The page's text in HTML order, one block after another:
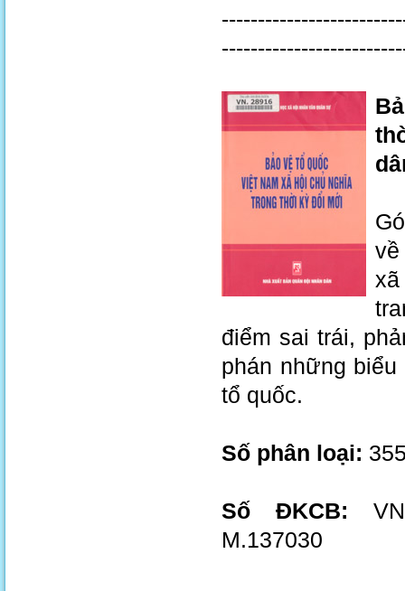
điểm sai trái,
phán những
tổ quốc.
Số phân loại:
Số ĐKCB:
M.137030